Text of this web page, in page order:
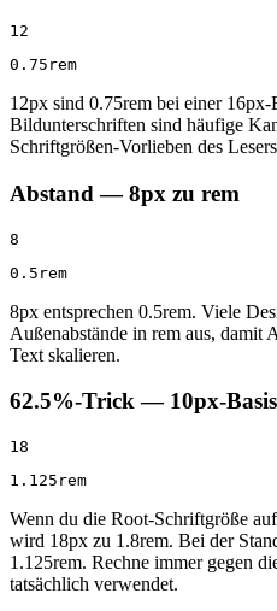
12
0.75rem
12px sind 0.75rem bei einer
Bildunterschriften sind häufige
Schriftgrößen-Vorlieben des
Abstand — 8px zu rem
8
0.5rem
8px entsprechen 0.5rem. Viele
Außenabstände in rem aus, damit
Text skalieren.
62.5%-Trick — 10px-
18
1.125rem
Wenn du die Root-Schriftgröße
wird 18px zu 1.8rem. Bei der
1.125rem. Rechne immer gegen
tatsächlich verwendet.